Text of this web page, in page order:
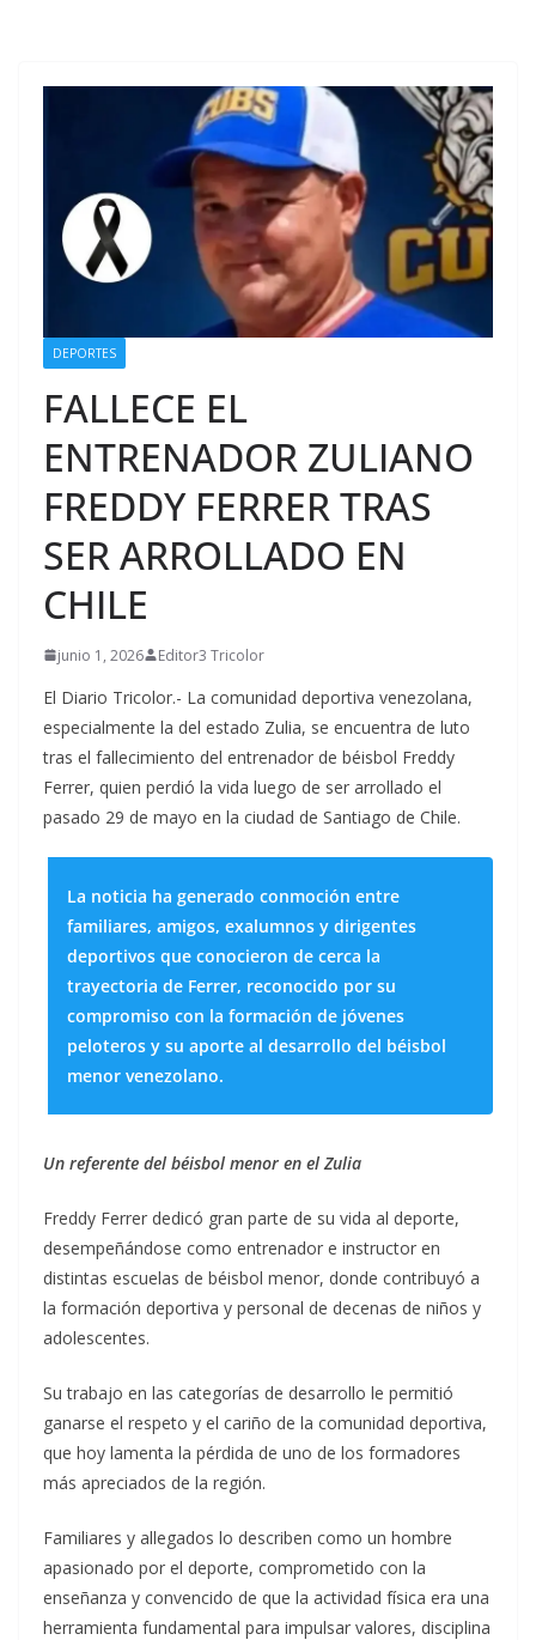
DEPORTES
FALLECE EL
ENTRENADOR ZULIANO
FREDDY FERRER TRAS
SER ARROLLADO EN
CHILE
junio 1, 2026 Editor3 Tricolor
El Diario Tricolor.- La comunidad deportiva venezolana,
especialmente la del estado Zulia, se encuentra de luto
tras el fallecimiento del entrenador de béisbol Freddy
Ferrer, quien perdió la vida luego de ser arrollado el
pasado 29 de mayo en la ciudad de Santiago de Chile.
La noticia ha generado conmoción entre
familiares, amigos, exalumnos y dirigentes
deportivos que conocieron de cerca la
trayectoria de Ferrer, reconocido por su
compromiso con la formación de jóvenes
peloteros y su aporte al desarrollo del béisbol
menor venezolano.
Un referente del béisbol menor en el Zulia
Freddy Ferrer dedicó gran parte de su vida al deporte,
desempeñándose como entrenador e instructor en
distintas escuelas de béisbol menor, donde contribuyó a
la formación deportiva y personal de decenas de niños y
adolescentes.
Su trabajo en las categorías de desarrollo le permitió
ganarse el respeto y el cariño de la comunidad deportiva,
que hoy lamenta la pérdida de uno de los formadores
más apreciados de la región.
Familiares y allegados lo describen como un hombre
apasionado por el deporte, comprometido con la
enseñanza y convencido de que la actividad física era una
herramienta fundamental para impulsar valores, disciplina